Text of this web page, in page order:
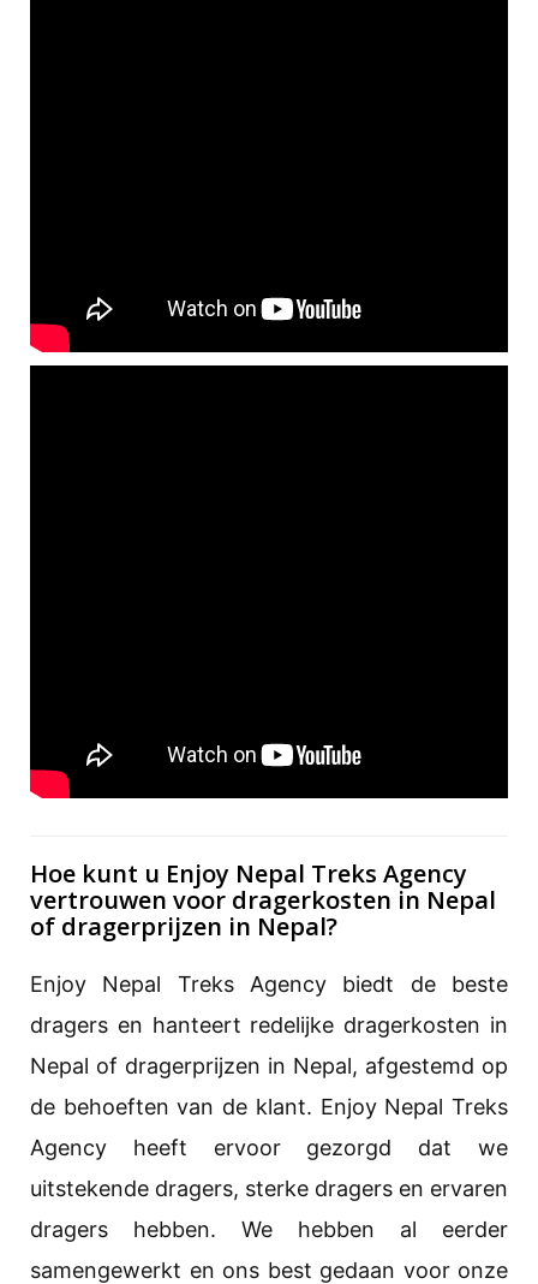
Hoe kunt u Enjoy Nepal Treks Agency
vertrouwen voor dragerkosten in Nepal
of dragerprijzen in Nepal?
Enjoy Nepal Treks Agency biedt de beste
dragers en hanteert redelijke dragerkosten in
Nepal of dragerprijzen in Nepal, afgestemd op
de behoeften van de klant. Enjoy Nepal Treks
Agency heeft ervoor gezorgd dat we
uitstekende dragers, sterke dragers en ervaren
dragers hebben. We hebben al eerder
samengewerkt en ons best gedaan voor onze